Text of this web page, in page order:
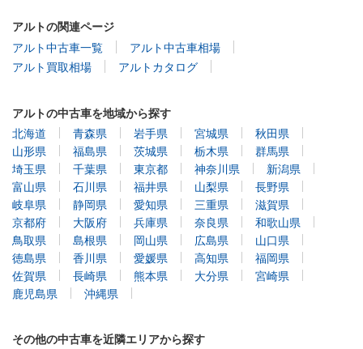
アルトの関連ページ
アルト中古車一覧
アルト中古車相場
アルト買取相場
アルトカタログ
アルトの中古車を地域から探す
北海道
青森県 岩手県 宮城県
秋田県
山形県
福島県 茨城県 栃木県
群馬県
埼玉県
千葉県 東京都 神奈川県
新潟県
富山県
石川県 福井県 山梨県
長野県
岐阜県
静岡県 愛知県 三重県
滋賀県
京都府
大阪府 兵庫県 奈良県
和歌山県
鳥取県
島根県 岡山県 広島県
山口県
徳島県
香川県 愛媛県 高知県
福岡県
佐賀県
長崎県 熊本県 大分県
宮崎県
鹿児島県
沖縄県
その他の中古車を近隣エリアから探す